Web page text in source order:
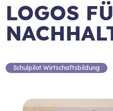
LOGOS
Schulpilot Wirtschaftsbildung